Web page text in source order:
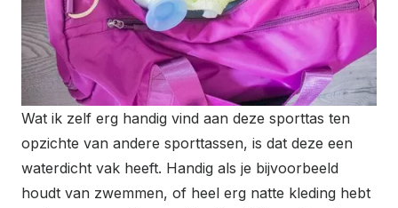
Wat ik zelf erg handig vind aan deze sporttas ten
opzichte van andere sporttassen, is dat deze een
waterdicht vak heeft. Handig als je bijvoorbeeld
houdt van zwemmen, of heel erg natte kleding hebt